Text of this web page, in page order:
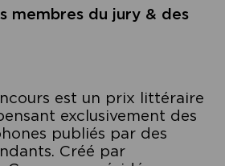
membres du jury & des
est un prix littéraire
exclusivement des
publiés par des
Créé par